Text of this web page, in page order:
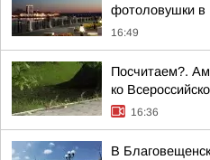
фотоловушки в
16:49
Посчитаем?.
ко
16:36
В